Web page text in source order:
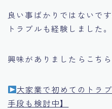
良い事ばかりではないで
トラブルも経験しました。
興味がありましたらこち
大家業で初めてのトラ
手段も検討中】